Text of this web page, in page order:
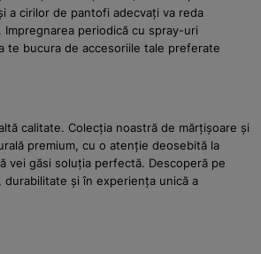
a cirilor de pantofi adecvați va reda
periodică cu spray-uri
te bucura de accesoriile tale preferate
calitate. Colecția noastră de mărțișoare și
premium, cu o atenție deosebită la
vei găsi soluția perfectă. Descoperă pe
și în experiența unică a